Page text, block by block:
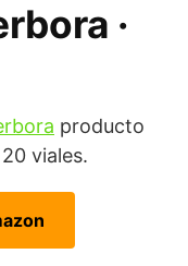
·
producto
viales.